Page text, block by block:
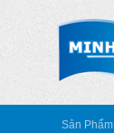
Sản Phẩm